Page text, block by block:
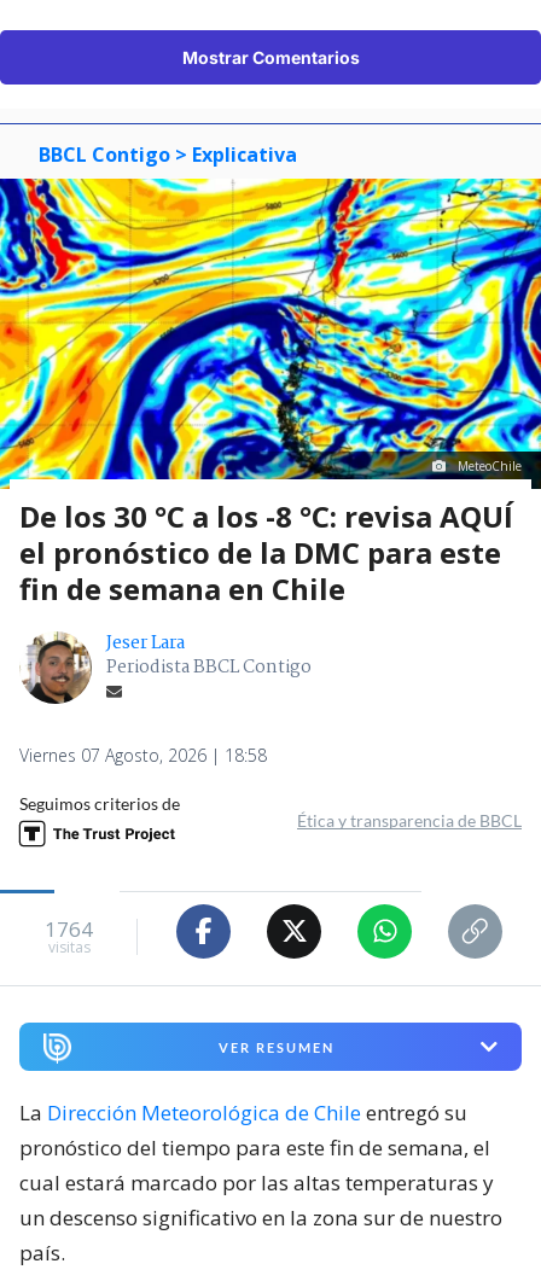
Mostrar Comentarios
BBCL Contigo > Explicativa
MeteoChile
De los 30 °C a los -8 °C: revisa AQUÍ
el pronóstico de la DMC para este
fin de semana en Chile
Jeser Lara
Periodista BBCL Contigo
Viernes 07 Agosto, 2026 | 18:58
Seguimos criterios de
Ética y transparencia de BBCL
1764
visitas
VER RESUMEN
La Dirección Meteorológica de Chileentregó su
pronóstico del tiempo para este fin de semana, el
cual estará marcado por las altas temperaturas y
un descenso significativo en la zona sur de nuestro
país.